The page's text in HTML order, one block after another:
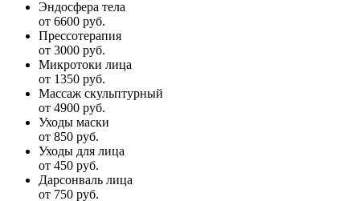
Эндосфера тела
от 6600 руб.
Прессотерапия
от 3000 руб.
Микротоки лица
от 1350 руб.
Массаж скульптурный
от 4900 руб.
Уходы маски
от 850 руб.
Уходы для лица
от 450 руб.
Дарсонваль лица
от 750 руб.